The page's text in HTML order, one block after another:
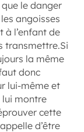
que le danger
angoisses
à l’enfant de
transmettre.Si
la même
donc
lui-même et
lui montre
cette
d’être